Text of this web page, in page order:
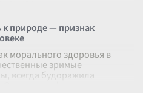
природе — признак
морального здоровья в
зримые
всегда будоражила
древних фило